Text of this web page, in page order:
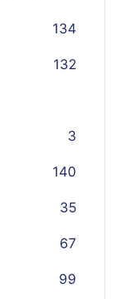
134
132
3
140
35
67
99